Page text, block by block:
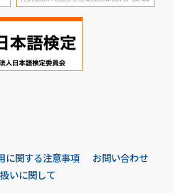
に関する注意事項
お問い合わせ
いに関して